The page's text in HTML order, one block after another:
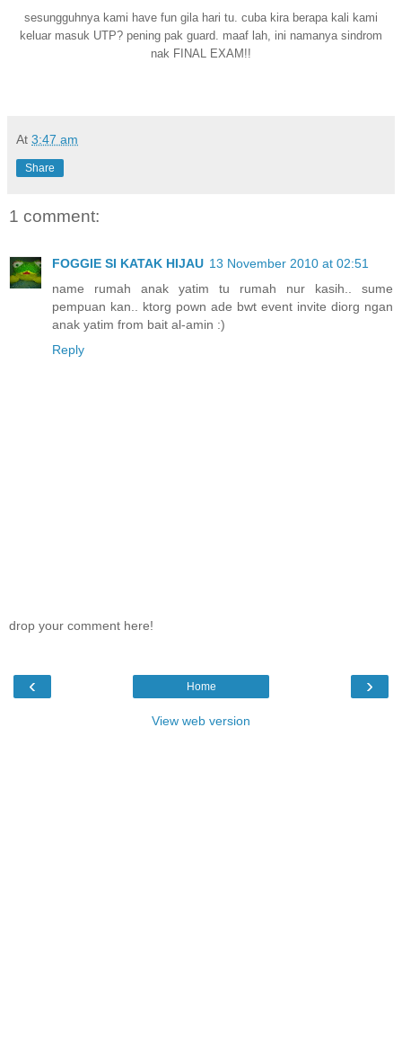
sesungguhnya kami have fun gila hari tu. cuba kira berapa kali kami
keluar masuk UTP? pening pak guard. maaf lah, ini namanya sindrom
nak FINAL EXAM!!
At 3:47 am
Share
1 comment:
FOGGIE SI KATAK HIJAU 13 November 2010 at 02:51
name rumah anak yatim tu rumah nur kasih.. sume
pempuan kan.. ktorg pown ade bwt event invite diorg ngan
anak yatim from bait al-amin :)
Reply
drop your comment here!
‹ ›
Home
View web version